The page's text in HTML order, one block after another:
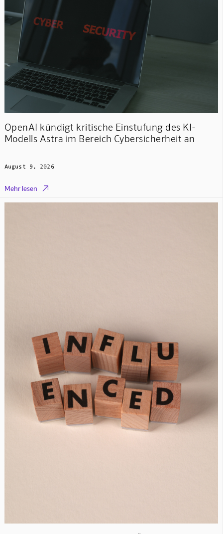
OpenAI kündigt kritische Einstufung des KI-
Modells Astra im Bereich Cybersicherheit an
August 9, 2026
Mehr lesen 